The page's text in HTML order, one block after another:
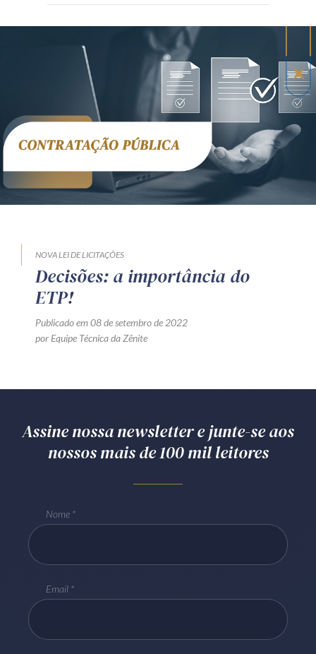
NOVA LEI DE LICITAÇÕES
Decisões: a importância do
ETP!
Publicado em 08 de setembro de 2022
por Equipe Técnica da Zênite
Assine nossa newsletter e junte-se aos
nossos mais de 100 mil leitores
Nome
Email